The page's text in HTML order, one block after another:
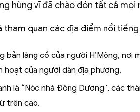
hùng vĩ đã chào đón tất cả mọi
tham quan các địa điểm nổi tiếng
bản làng cổ của người H’Mông, nơi
hoạt của người dân địa phương.
là “Nóc nhà Đông Dương”, các
trên cao.